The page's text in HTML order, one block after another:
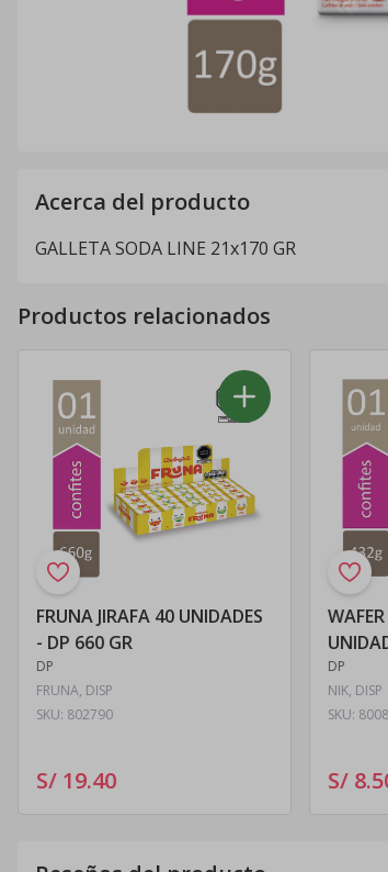
Acerca del producto
GALLETA SODA LINE 21x170 GR
Productos relacionados
FRUNA JIRAFA 40 UNIDADES
- DP 660 GR
DP
FRUNA, DISP
SKU: 802790
S/ 19.40
WAFER
DP
NIK, DISP
SKU:
S/ 8.